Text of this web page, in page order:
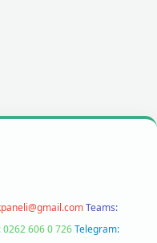
betexper giriş
Teams:
0262 606 0 726Telegram: